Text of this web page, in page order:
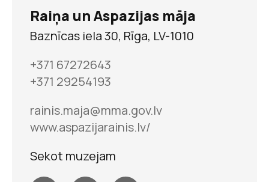
Rainis un vilcieni
Personības klausās
Raiņa un Aspazijas māja
Baznīcas iela 30, Rīga, LV-1010
+371 67272643
+371 29254193
rainis.maja@mma.gov.lv
www.aspazijarainis.lv/
Sekot muzejam